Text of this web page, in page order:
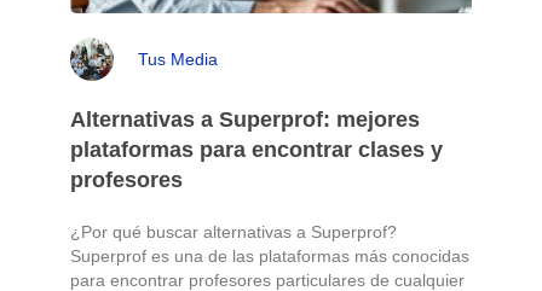
Tus Media
Alternativas a Superprof: mejores
plataformas para encontrar clases y
profesores
¿Por qué buscar alternativas a Superprof?
Superprof es una de las plataformas más conocidas
para encontrar profesores particulares de cualquier